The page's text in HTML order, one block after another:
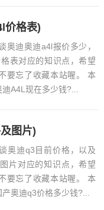
价格表)
奥迪奥迪a4l报价多少，
表对应的知识点，希望
要忘了收藏本站喔。 本
A4L现在多少钱?...
图片)
奥迪q3目前价格，以及
片对应的知识点，希望
要忘了收藏本站喔。 本
奥迪q3价格多少钱?...